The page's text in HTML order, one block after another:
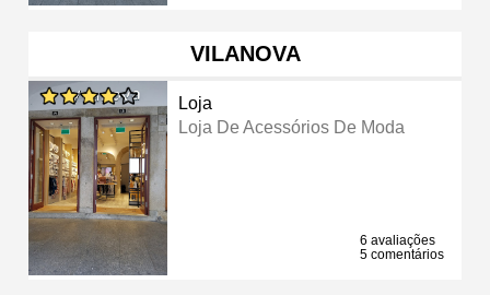
VILANOVA
Loja
Loja De Acessórios De Moda
6 avaliações
5 comentários